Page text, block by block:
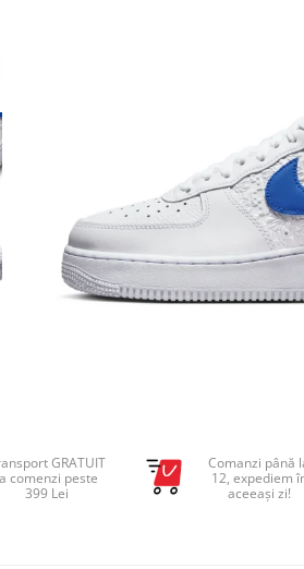
GRATUIT
comenzi peste
399 Lei
Comanzi până
12, expediem
aceeași zi!